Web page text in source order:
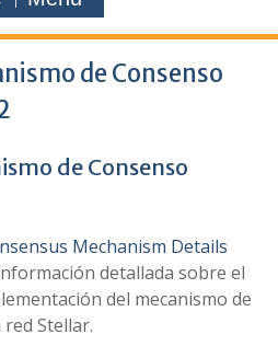
de Consenso
de Consenso
Mechanism Details
detallada sobre el
del mecanismo de
Stellar.